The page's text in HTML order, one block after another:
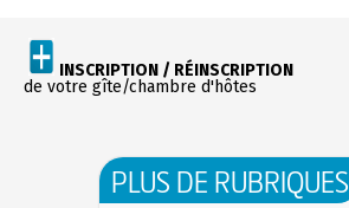
INSCRIPTION / RÉINSCRIPTION
de votre gîte/chambre d'hôtes
PLUS DE RUBRIQUES